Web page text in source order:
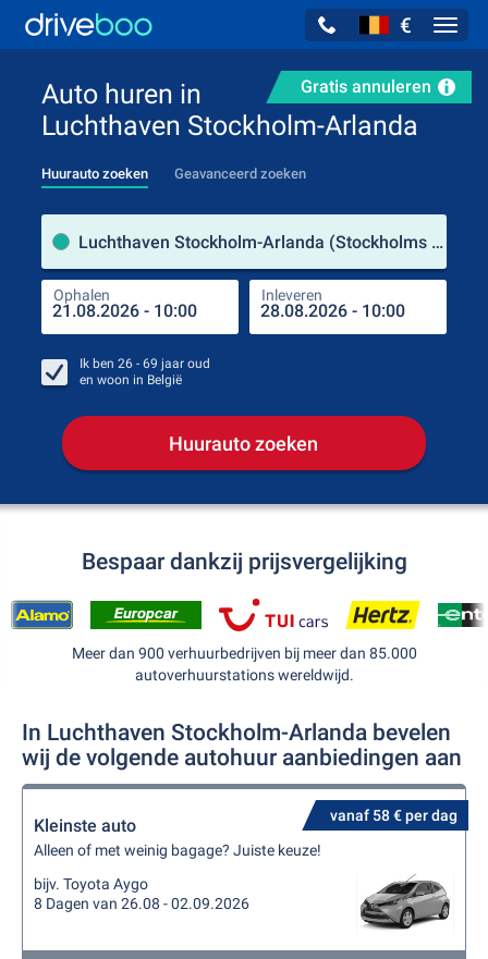
€
Gratis annuleren
Auto huren in
Luchthaven Stockholm-Arlanda
Huurauto zoeken Geavanceerd zoeken
Luchthaven Stockholm-Arlanda (Stockholms län / Zweden)
Ophalen Inleveren
Ik ben 26 - 69 jaar oud
en woon in België
Huurauto zoeken
Bespaar dankzij prijsvergelijking
Meer dan 900 verhuurbedrijven bij meer dan 85.000
autoverhuurstations wereldwijd.
In Luchthaven Stockholm-Arlanda bevelen
wij de volgende autohuur aanbiedingen aan
vanaf 58 € per dag
Kleinste auto
Alleen of met weinig bagage? Juiste keuze!
bijv. Toyota Aygo
8 Dagen van 26.08 - 02.09.2026